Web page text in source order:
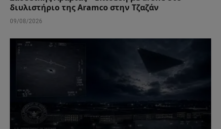
διυλιστήριο της Aramco στην Τζαζάν
09/08/2026